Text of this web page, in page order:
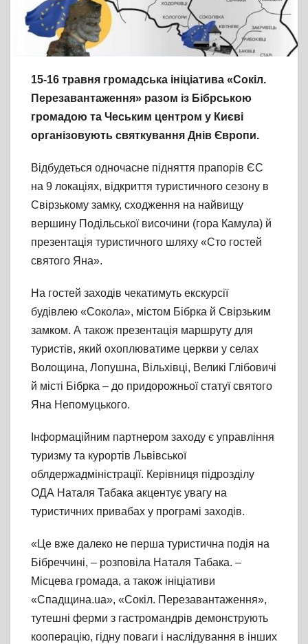
15-16 травня громадська ініціатива «Сокіл.
Перезавантаження» разом із Бібрською
громадою та Чеським центром у Києві
організовують святкування Днів Європи.
Відбудеться одночасне підняття прапорів ЄС
на 9 локаціях, відкриття туристичного сезону в
Свірзькому замку, сходження на найвищу
вершину Подільської височини (гора Камула) й
презентація туристичного шляху «Сто гостей
святого Яна».
На гостей заходів чекатимуть екскурсії
будівлею «Сокола», містом Бібрка й Свірзьким
замком. А також презентація маршруту для
туристів, який охоплюватиме церкви у селах
Волощина, Лопушна, Вільхівці, Великі Глібовичі
й місті Бібрка – до придорожньої статуї святого
Яна Непомуцького.
Інформаційним партнером заходу є управління
туризму та курортів Львівської
облдержадміністрації. Керівниця підрозділу
ОДА Наталя Табака акцентує увагу на
туристичних привабах у програмі заходів.
«Це вже далеко не перша туристична подія на
Бібреччині, – розповіла Наталя Табака. –
Місцева громада, а також ініціативи
«Спадщина.ua», «Сокіл. Перезавантаження»,
тутешні ферми з гастромандрів демонструють
кооперацію, гідну поваги і наслідування в інших